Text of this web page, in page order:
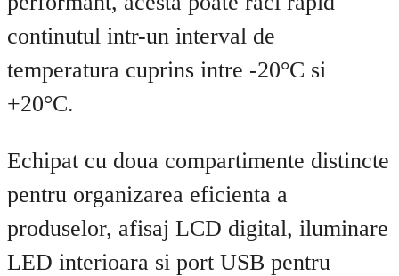
continutul intr-un interval de
temperatura cuprins intre -20°C si
+20°C.
Echipat cu doua compartimente distincte
pentru organizarea eficienta a
produselor, afisaj LCD digital, iluminare
LED interioara si port USB pentru